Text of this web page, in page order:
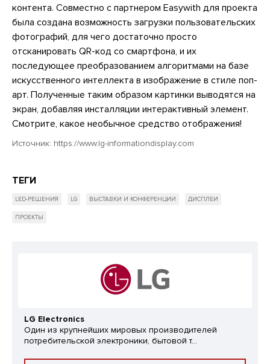
контента. Совместно с партнером Easywith для проекта
была создана возможность загрузки пользовательских
фотографий, для чего достаточно просто
отсканировать QR-код со смартфона, и их
последующее преобразованием алгоритмами на базе
искусственного интеллекта в изображение в стиле поп-
арт. Полученные таким образом картинки выводятся на
экран, добавляя инсталляции интерактивный элемент.
Смотрите, какое необычное средство отображения!
Источник: https://www.lg-informationdisplay.com
ТЕГИ
LED-РЕШЕНИЯ LG ВЫСТАВКИ И КОНФЕРЕНЦИИ ДИСПЛЕИ
ПРОЕКТЫ
LG Electronics
Один из крупнейших мировых производителей
потребительской электроники, бытовой т...